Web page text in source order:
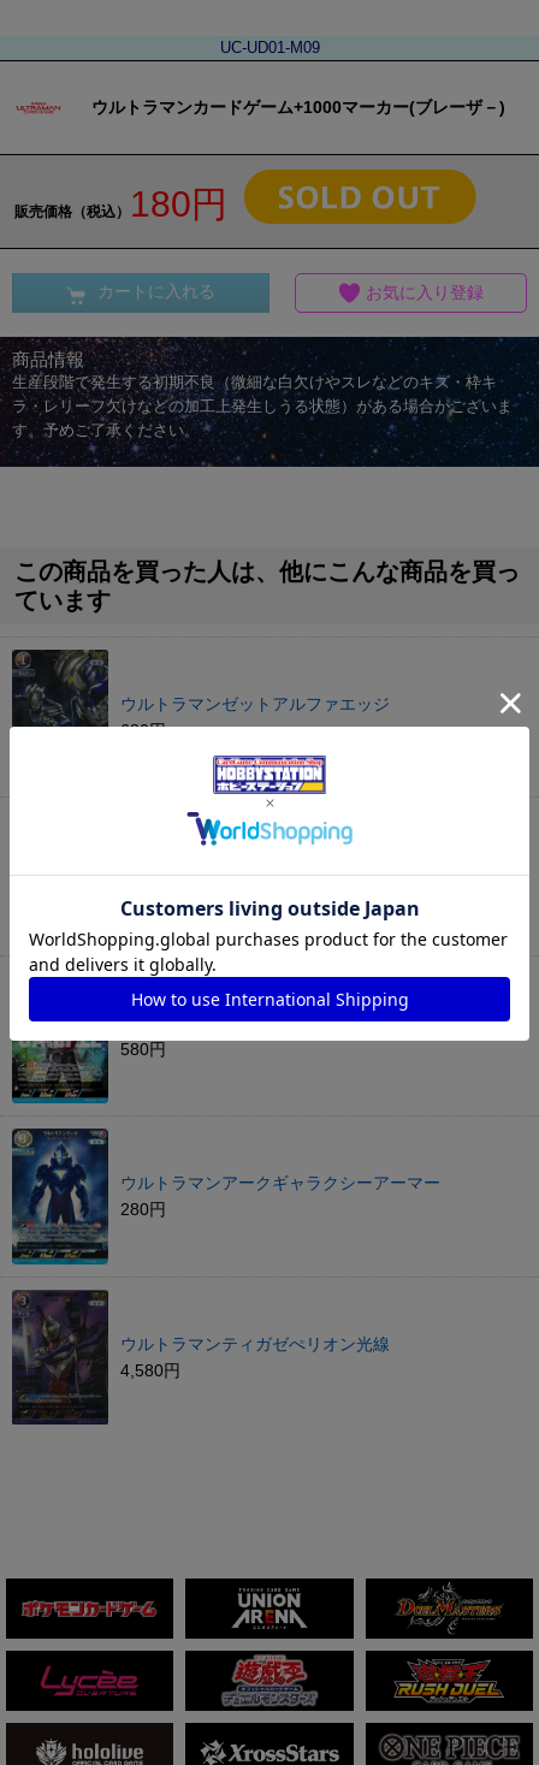
UC-UD01-M09
ウルトラマンカードゲーム+1000マーカー(ブレーザ－)
販売価格（税込） 180円
カートに入れる お気に入り登録
商品情報
生産段階で発生する初期不良（微細な白欠けやスレなどのキズ・枠キ
ラ・レリーフ欠けなどの加工上発生しうる状態）がある場合がございま
す。予めご了承ください。
この商品を買った人は、他にこんな商品を買っ
ています
ウルトラマンゼットアルファエッジ
680円
ウルトラマンオーブオーブオリジン
580円
ウルトラマンアークギャラクシーアーマー
280円
ウルトラマンティガゼぺリオン光線
4,580円